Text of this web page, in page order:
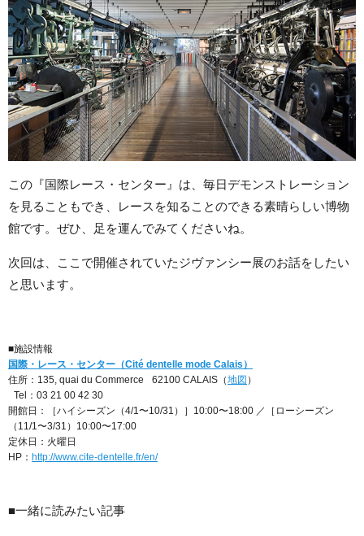
この『国際レース・センター』は、毎日デモンストレーション
を見ることもでき、レースを知ることのできる素晴らしい博物
館です。ぜひ、足を運んでみてくださいね。
次回は、ここで開催されていたジヴァンシー展のお話をしたい
と思います。
■施設情報
国際・レース・センター（Cité dentelle mode Calais ）
住所：135, quai du Commerce 62100 CALAIS（地図 ）
Tel：03 21 00 42 30
開館日：［ハイシーズン（4/1〜10/31）］10:00〜18:00 ／［ローシーズン
（11/1〜3/31）10:00〜17:00
定休日：火曜日
HP： http://www.cite-dentelle.fr/en/
■一緒に読みたい記事